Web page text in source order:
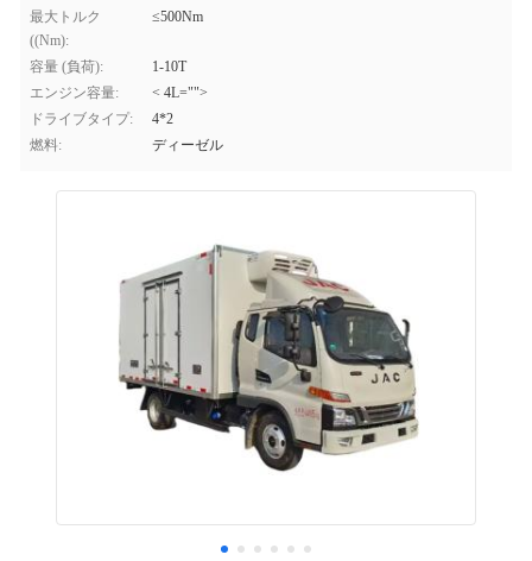
最大トルク
((Nm):
≤500Nm
容量 (負荷):
1-10T
エンジン容量:
< 4L="">
ドライブタイプ:
4*2
燃料:
ディーゼル